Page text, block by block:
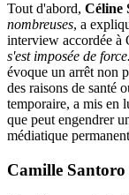
Tout d'abord, Céline
nombreuses, a
interview accordée à
s'est imposée de
évoque un arrêt non
des raisons de santé
temporaire, a mis en
que peut engendrer
médiatique
Camille